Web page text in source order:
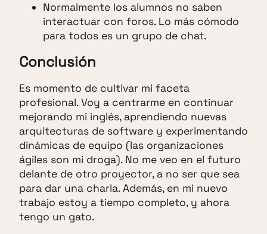
Normalmente los alumnos no saben
interactuar con foros. Lo más cómodo
para todos es un grupo de chat.
Conclusión
Es momento de cultivar mi faceta
profesional. Voy a centrarme en continuar
mejorando mi inglés, aprendiendo nuevas
arquitecturas de software y experimentando
dinámicas de equipo (las organizaciones
ágiles son mi droga). No me veo en el futuro
delante de otro proyector, a no ser que sea
para dar una charla. Además, en mi nuevo
trabajo estoy a tiempo completo, y ahora
tengo un gato.